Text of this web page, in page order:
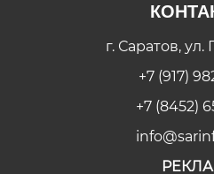
г. Саратов, ул.
+7 (917)
+7 (8452)